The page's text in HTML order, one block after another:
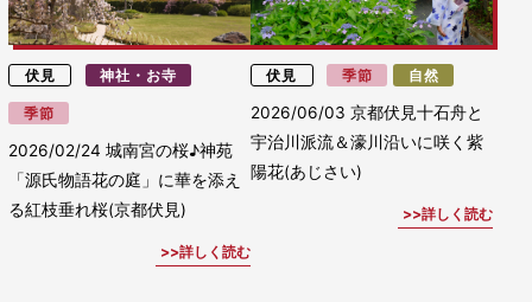
伏見 神社・お寺
季節
2026/02/24城南宮の桜♪神苑
「源氏物語花の庭」に華を添え
る紅枝垂れ桜(京都伏見)
詳しく読む
伏見 季節 自然
2026/06/03 京都伏見十石舟と
宇治川派流＆濠川沿いに咲く紫
陽花(あじさい)
詳しく読む